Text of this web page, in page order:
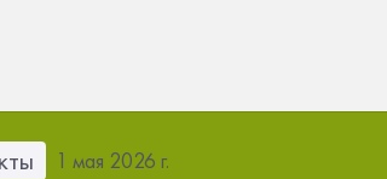
1 мая 2026 г.